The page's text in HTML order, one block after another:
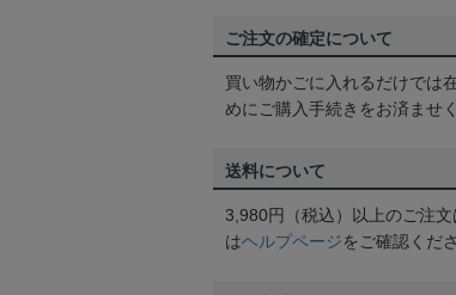
ご注文の確定について
買い物かごに入れるだけでは
めにご購入手続きをお済ませ
送料について
3,980円（税込）以上のご注
はヘルプページをご確認くだ